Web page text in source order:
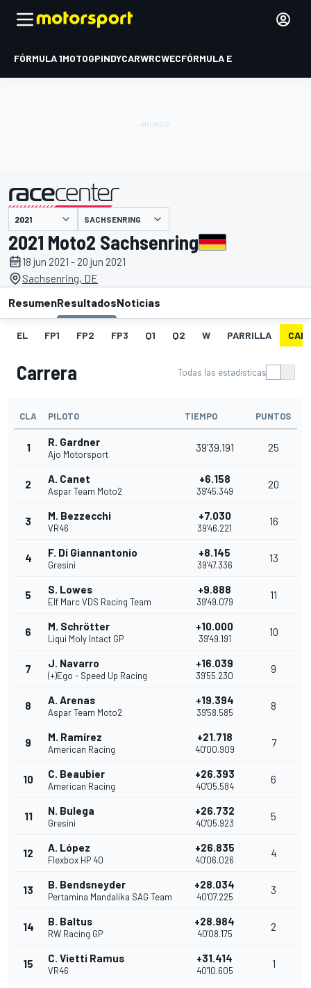
FÓRMULA 1MOTOGPINDYCARWRCWECFÓRMULA E
presentado por SACHSENRING
2021 Moto2 Sachsenring
18 jun 2021 - 20 jun 2021
Sachsenring, DE
ResumenResultadosNoticias
EL FP1 FP2 FP3 Q1 Q2 W PARRILLA
Carrera Todas las estadísticas
CLA PILOTO TIEMPO PUNTOS
1 R. Gardner
Ajo Motorsport
39'39.191 25
2 A. Canet
Aspar Team Moto2
+6.158
39'45.349
20
3 M. Bezzecchi
VR46
+7.030
39'46.221
16
4 F. Di Giannantonio
Gresini
+8.145
39'47.336
13
5 S. Lowes
Elf Marc VDS Racing Team
+9.888
39'49.079
11
6 M. Schrötter
Liqui Moly Intact GP
+10.000
39'49.191
10
7 J. Navarro
(+)Ego - Speed Up Racing
+16.039
39'55.230
9
8 A. Arenas
Aspar Team Moto2
+19.394
39'58.585
8
9 M. Ramírez
American Racing
+21.718
40'00.909
7
10 C. Beaubier
American Racing
+26.393
40'05.584
6
11 N. Bulega
Gresini
+26.732
40'05.923
5
12 A. López
Flexbox HP 40
+26.835
40'06.026
4
13 B. Bendsneyder
Pertamina Mandalika SAG Team
+28.034
40'07.225
3
14 B. Baltus
RW Racing GP
+28.984
40'08.175
2
15 C. Vietti Ramus
VR46
+31.414
40'10.605
1